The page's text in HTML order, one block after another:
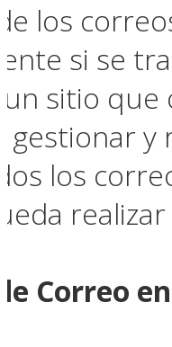
los
si se
sitio que
y
los
Correo